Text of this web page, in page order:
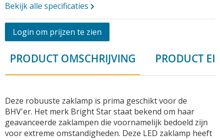
Bekijk alle specificaties
Login om prijzen te zien
de
afbeeldingen-
gallerij
PRODUCT OMSCHRIJVING PRODUCT
Deze robuuste zaklamp is prima geschikt voor de
BHV'er. Het merk Bright Star staat bekend om haar
geavanceerde zaklampen die voornamelijk bedoeld zijn
voor extreme omstandigheden. Deze LED zaklamp heeft